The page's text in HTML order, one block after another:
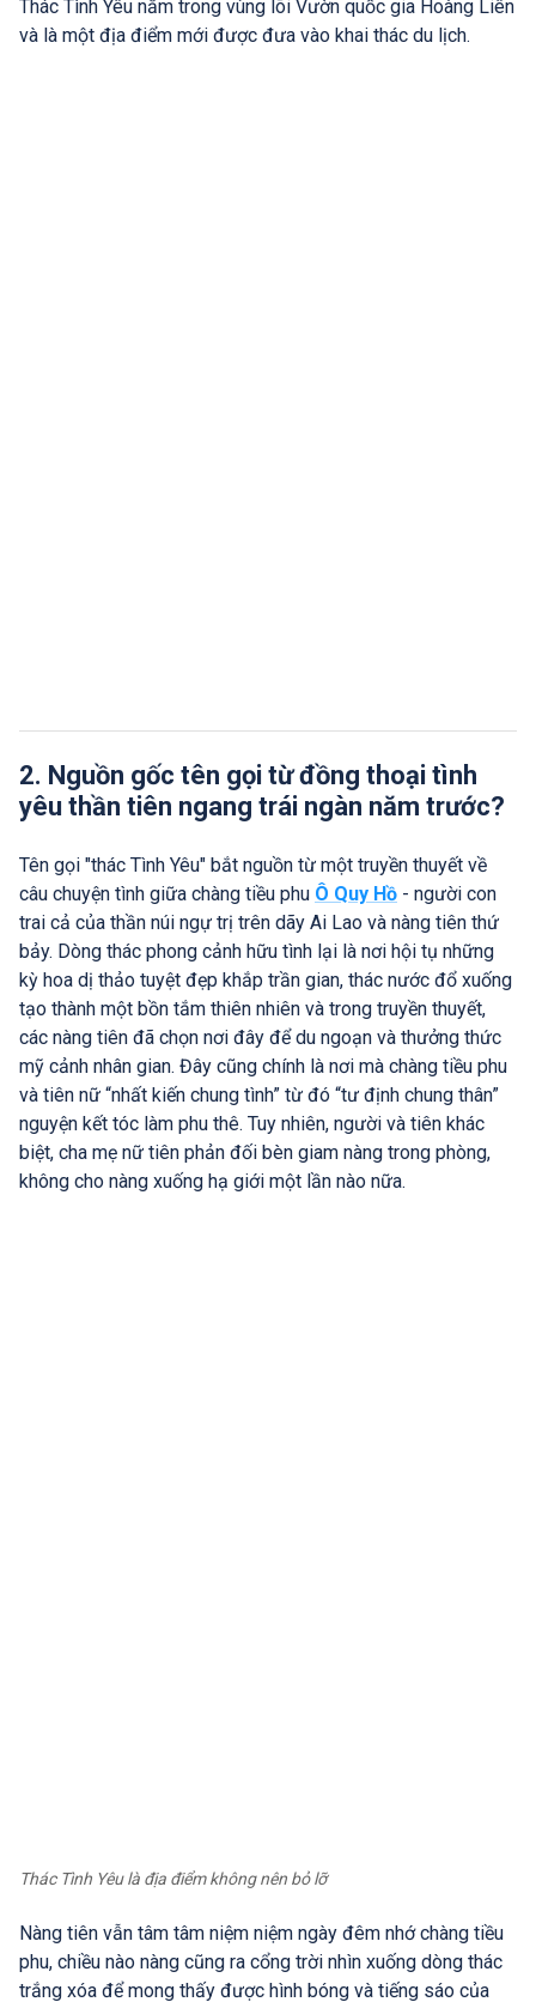
Thác Tình Yêu nằm trong vùng lõi Vườn quốc gia Hoàng Liên
và là một địa điểm mới được đưa vào khai thác du lịch.
2. Nguồn gốc tên gọi từ đồng thoại tình
yêu thần tiên ngang trái ngàn năm trước?
Tên gọi "thác Tình Yêu" bắt nguồn từ một truyền thuyết về
câu chuyện tình giữa chàng tiều phu Ô Quy Hồ - người con
trai cả của thần núi ngự trị trên dãy Ai Lao và nàng tiên thứ
bảy. Dòng thác phong cảnh hữu tình lại là nơi hội tụ những
kỳ hoa dị thảo tuyệt đẹp khắp trần gian, thác nước đổ xuống
tạo thành một bồn tắm thiên nhiên và trong truyền thuyết,
các nàng tiên đã chọn nơi đây để du ngoạn và thưởng thức
mỹ cảnh nhân gian. Đây cũng chính là nơi mà chàng tiều phu
và tiên nữ “nhất kiến chung tình” từ đó “tư định chung thân”
nguyện kết tóc làm phu thê. Tuy nhiên, người và tiên khác
biệt, cha mẹ nữ tiên phản đối bèn giam nàng trong phòng,
không cho nàng xuống hạ giới một lần nào nữa.
Thác Tình Yêu là địa điểm không nên bỏ lỡ
Nàng tiên vẫn tâm tâm niệm niệm ngày đêm nhớ chàng tiều
phu, chiều nào nàng cũng ra cổng trời nhìn xuống dòng thác
trắng xóa để mong thấy được hình bóng và tiếng sáo của